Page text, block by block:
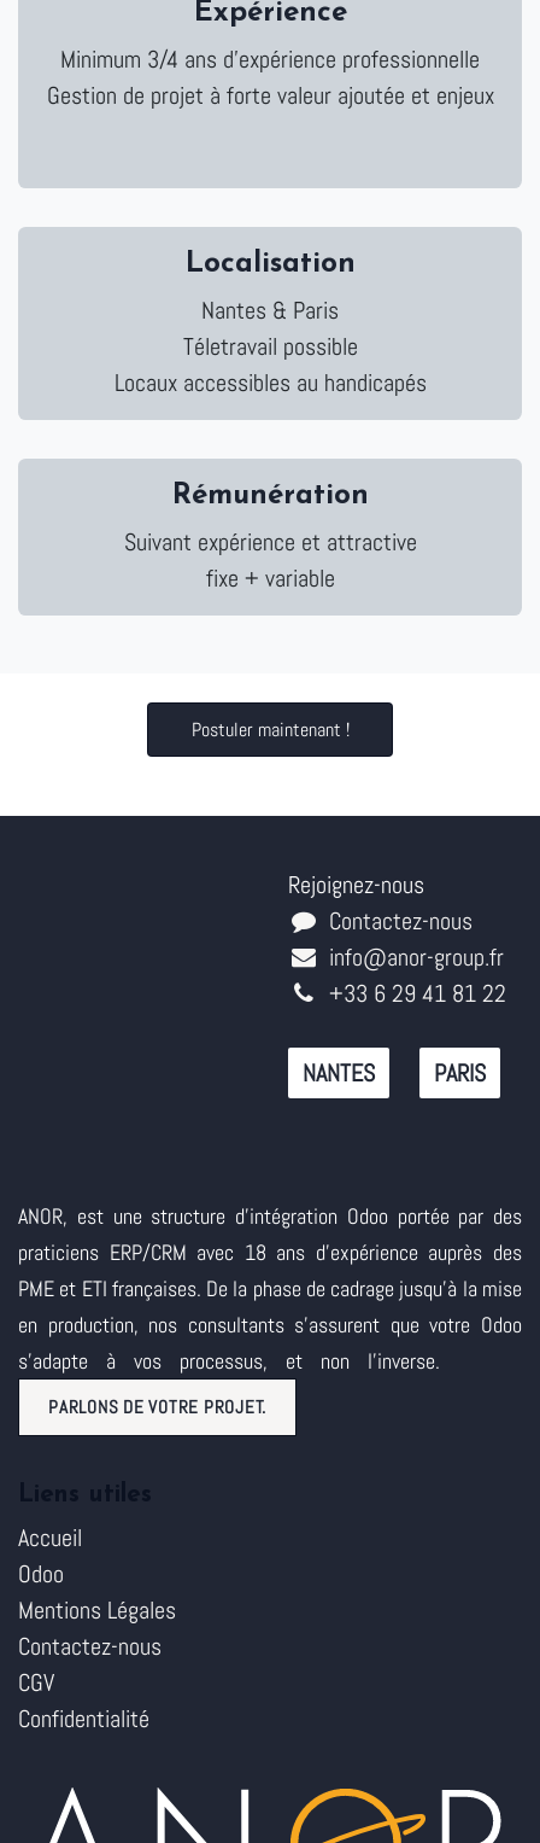
Expérience
Minimum 3/4 ans d'expérience professionnelle
Gestion de projet à forte valeur ajoutée et enjeux
Localisation
Nantes & Paris
Téletravail possible
Locaux accessibles au handicapés
Rémunération
Suivant expérience et attractive
fixe + variable
Postuler maintenant !
Rejoignez-nous
Contactez-nous
info@anor-group.fr
+33 6 29 41 81 22
NANTES PARIS
ANOR, est une structure d'intégration Odoo portée par des
praticiens ERP/CRM avec 18 ans d'expérience auprès des
PME et ETI françaises. De la phase de cadrage jusqu'à la mise
en production, nos consultants s'assurent que votre Odoo
s'adapte à vos processus, et non l'inverse.
PARLONS DE VOTRE PROJET.
Accueil
Odoo
Mentions Légales
Contactez-nous
CGV
Confidentialité